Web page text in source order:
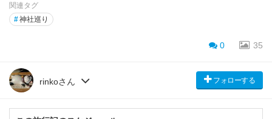
関連タグ
#神社巡り
0 35
rinkoさん フォローする